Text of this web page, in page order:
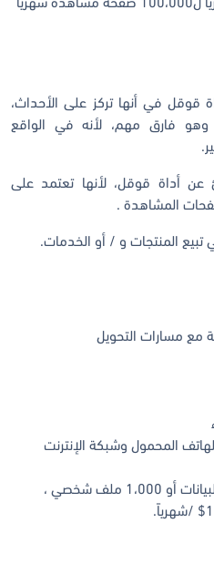
– السعر: الحزم تبدأ بمبلغ 6$/شهرياً ل100،000 صفحة مشاهدة شهريا
قوقل في أنها تركز على الأحداث،
فارق مهم، لأنه في الواقع
أداة قوقل، لأنها تعتمد على
المشاهدة .
مع مسارات التحويل
المحمول وشبكة الإنترنت
– السعر: مجاني ل25،000 نقطة البيانات أو 1،000 ملف شخصي ،